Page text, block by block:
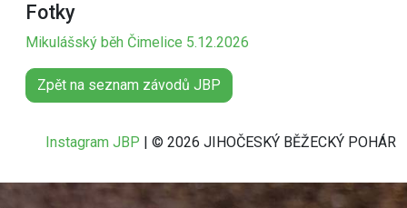
Fotky
Mikulášský běh Čimelice 5.12.2026
Zpět na seznam závodů JBP
Instagram JBP | © 2026 JIHOČESKÝ BĚŽECKÝ POHÁR